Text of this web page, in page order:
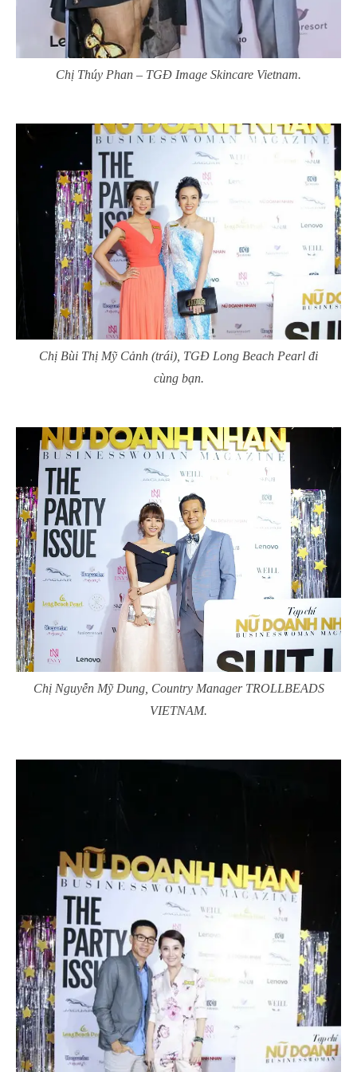
Chị Thúy Phan – TGĐ Image Skincare Vietnam.
Chị Bùi Thị Mỹ Cảnh (trái), TGĐ Long Beach Pearl đi
cùng bạn.
Chị Nguyễn Mỹ Dung, Country Manager TROLLBEADS
VIETNAM.